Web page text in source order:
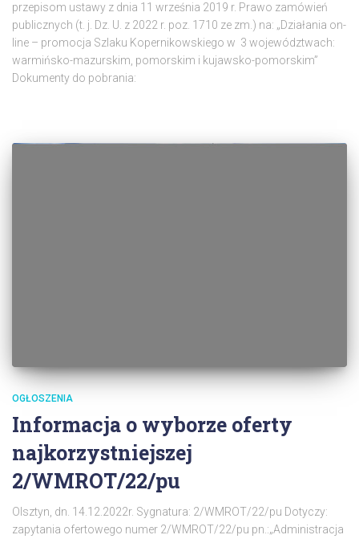
przepisom ustawy z dnia 11 września 2019 r. Prawo zamówień
publicznych (t. j. Dz. U. z 2022 r. poz. 1710 ze zm.) na: „Działania on-
line – promocja Szlaku Kopernikowskiego w 3 województwach:
warmińsko-mazurskim, pomorskim i kujawsko-pomorskim”
Dokumenty do pobrania:
OGŁOSZENIA
Informacja o wyborze oferty
najkorzystniejszej
2/WMROT/22/pu
Olsztyn, dn. 14.12.2022r. Sygnatura: 2/WMROT/22/pu Dotyczy:
zapytania ofertowego numer 2/WMROT/22/pu pn.:„Administracja